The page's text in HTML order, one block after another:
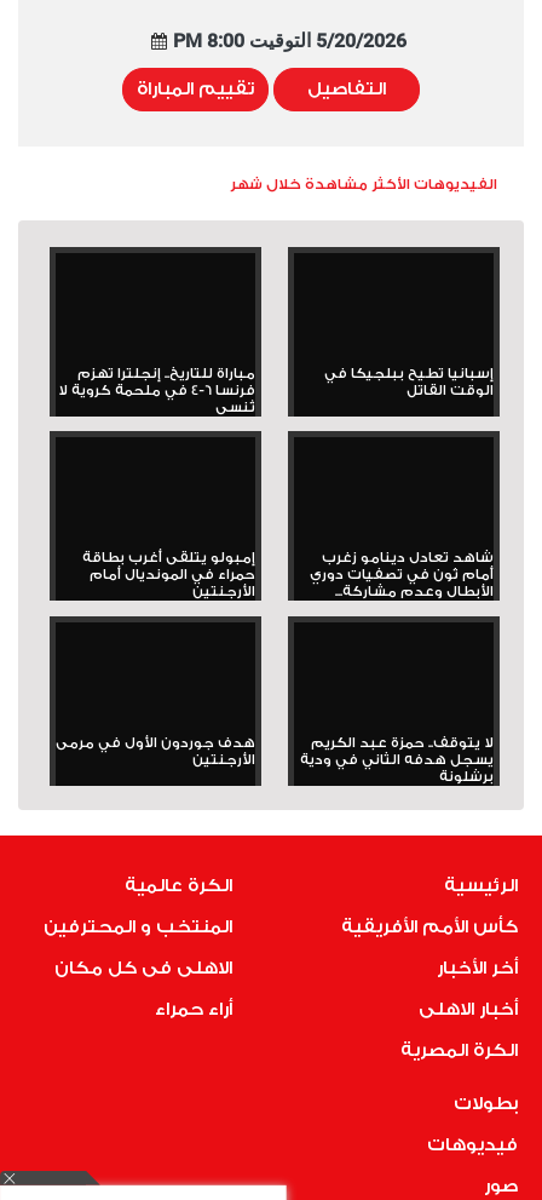
5/20/2026 التوقيت 8:00 PM
التفاصيل تقييم المباراة
الفيديوهات الأكثر مشاهدة خلال شهر
إسبانيا تطيح ببلجيكا في
الوقت القاتل
مباراة للتاريخ.. إنجلترا تهزم
فرنسا 6-4 في ملحمة كروية لا
تُنسى
شاهد تعادل دينامو زغرب
أمام ثون في تصفيات دوري
الأبطال وعدم مشاركة...
إمبولو يتلقى أغرب بطاقة
حمراء في المونديال أمام
الأرجنتين
لا يتوقف.. حمزة عبد الكريم
يسجل هدفه الثاني في ودية
برشلونة
هدف جوردون الأول في مرمى
الأرجنتين
الرئيسية
كأس الأمم الأفريقية
أخر الأخبار
أخبار الاهلى
الكرة المصرية
الكرة عالمية
المنتخب و المحترفين
الاهلى فى كل مكان
أراء حمراء
بطولات
فيديوهات
صور